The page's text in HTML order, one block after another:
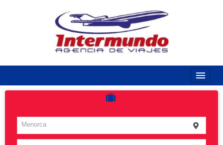
Costas
Vuelos
Menorca